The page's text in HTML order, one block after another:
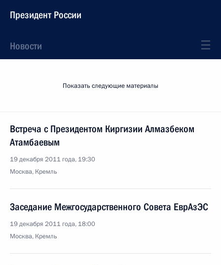
Президент России
Новости
Показать следующие материалы
Встреча с Президентом Киргизии Алмазбеком
Атамбаевым
19 декабря 2011 года, 19:30
Москва, Кремль
Заседание Межгосударственного Совета ЕврАзЭС
19 декабря 2011 года, 18:00
Москва, Кремль